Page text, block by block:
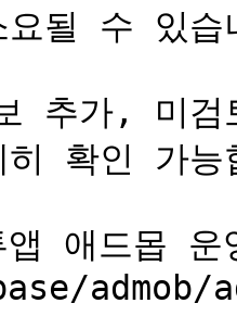
요될 수 있
추가, 미
확인 가능
애드몹 운
admob/